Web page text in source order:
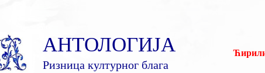
АНТОЛОГИЈА
Ризница културног блага